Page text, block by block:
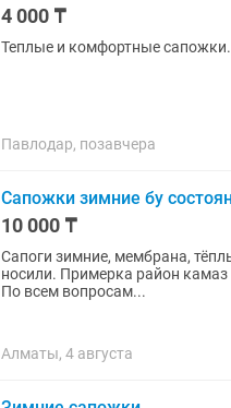
4 000 ₸
Теплые и комфортные
Павлодар, позавчера
Сапожки зимние бу
10 000 ₸
Сапоги зимние, мембрана,
носили. Примерка район камаз
По всем вопросам...
Алматы, 4 августа